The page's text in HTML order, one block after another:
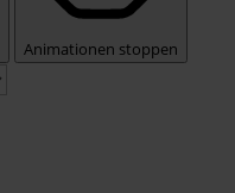
Animationen stoppen